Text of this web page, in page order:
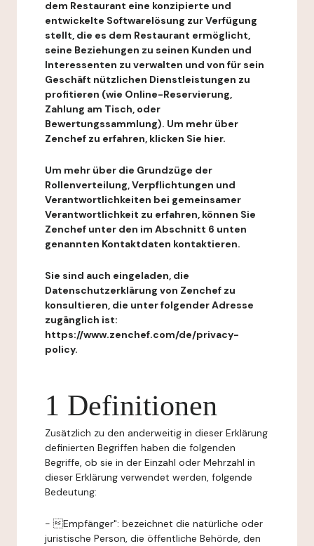
dem Restaurant eine konzipierte und
entwickelte Softwarelösung zur Verfügung
stellt, die es dem Restaurant ermöglicht,
seine Beziehungen zu seinen Kunden und
Interessenten zu verwalten und von für sein
Geschäft nützlichen Dienstleistungen zu
profitieren (wie Online-Reservierung,
Zahlung am Tisch, oder
Bewertungssammlung). Um mehr über
Zenchef zu erfahren, klicken Sie hier.
Um mehr über die Grundzüge der
Rollenverteilung, Verpflichtungen und
Verantwortlichkeiten bei gemeinsamer
Verantwortlichkeit zu erfahren, können Sie
Zenchef unter den im Abschnitt 6 unten
genannten Kontaktdaten kontaktieren.
Sie sind auch eingeladen, die
Datenschutzerklärung von Zenchef zu
konsultieren, die unter folgender Adresse
zugänglich ist:
https://www.zenchef.com/de/privacy-
policy.
1 Definitionen
Zusätzlich zu den anderweitig in dieser Erklärung
definierten Begriffen haben die folgenden
Begriffe, ob sie in der Einzahl oder Mehrzahl in
dieser Erklärung verwendet werden, folgende
Bedeutung:
- Empfänger": bezeichnet die natürliche oder
juristische Person, die öffentliche Behörde, den